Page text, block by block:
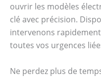
ouvrir les modèles
clé avec précision.
intervenons
toutes vos urgences
Ne perdez plus de